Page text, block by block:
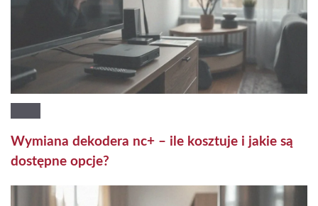
Wymiana dekodera nc+ – ile kosztuje i jakie są
dostępne opcje?